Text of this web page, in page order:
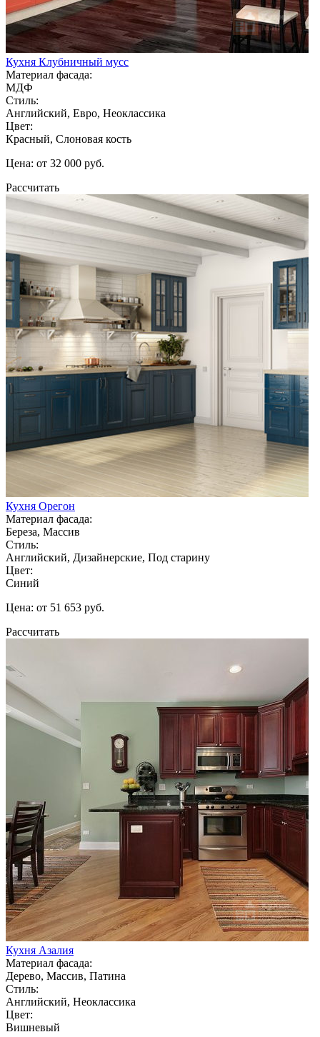
Кухня Клубничный мусс
Материал фасада:
МДФ
Стиль:
Английский, Евро, Неоклассика
Цвет:
Красный, Слоновая кость
Цена: от 32 000 руб.
Рассчитать
Кухня Орегон
Материал фасада:
Береза, Массив
Стиль:
Английский, Дизайнерские, Под старину
Цвет:
Синий
Цена: от 51 653 руб.
Рассчитать
Кухня Азалия
Материал фасада:
Дерево, Массив, Патина
Стиль:
Английский, Неоклассика
Цвет:
Вишневый